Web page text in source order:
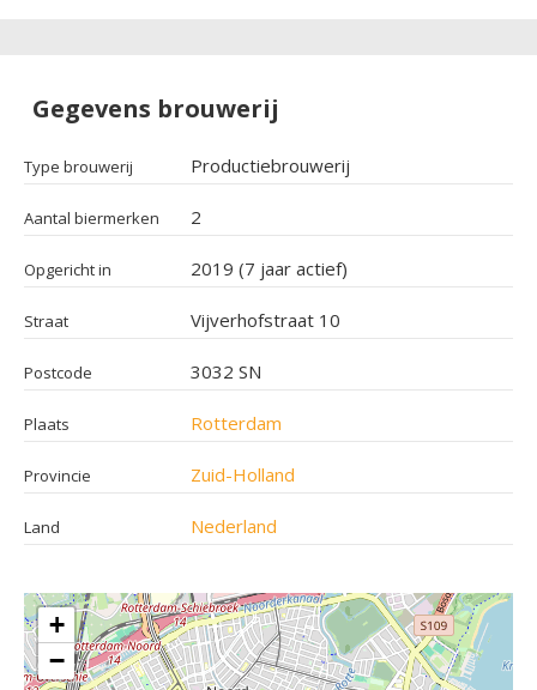
Gegevens brouwerij
Type brouwerij Productiebrouwerij
Aantal biermerken 2
Opgericht in 2019 (7 jaar actief)
Straat Vijverhofstraat 10
Postcode 3032 SN
Plaats Rotterdam
Provincie Zuid-Holland
Land Nederland
+
−